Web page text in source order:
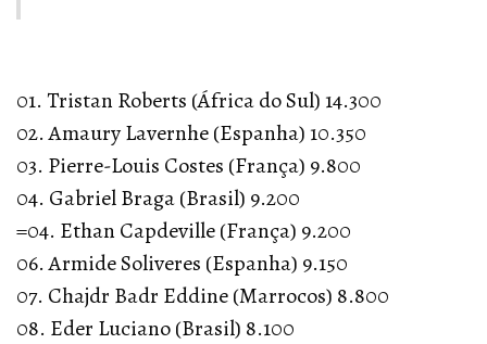
01. Tristan Roberts (África do Sul) 14.300
02. Amaury Lavernhe (Espanha) 10.350
03. Pierre-Louis Costes (França) 9.800
04. Gabriel Braga (Brasil) 9.200
=04. Ethan Capdeville (França) 9.200
06. Armide Soliveres (Espanha) 9.150
07. Chajdr Badr Eddine (Marrocos) 8.800
08. Eder Luciano (Brasil) 8.100